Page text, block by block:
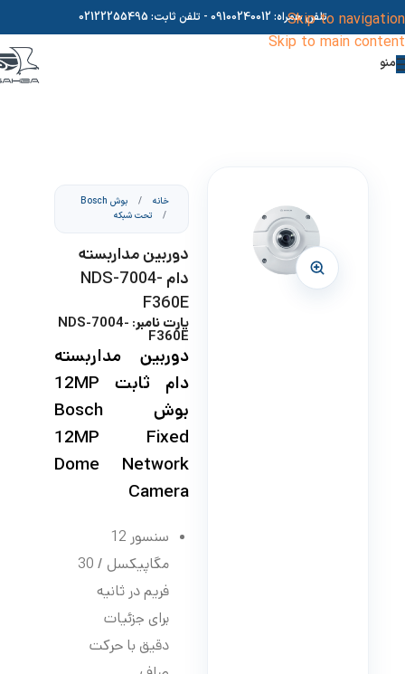
Skip to navigation
Skip to main content
تلفن همراه: 09100240012 - تلفن ثابت: 02122255495
منو
خانه /
بوش Bosch
/
تحت شبکه
دوربین مداربسته
دام NDS-7004-
F360E
پارت نامبر: NDS-7004-
F360E
دوربین مداربسته
دام ثابت 12MP
بوش Bosch
12MP Fixed
Dome Network
Camera
سنسور 12
مگاپیکسل / 30
فریم در ثانیه
برای جزئیات
دقیق با حرکت